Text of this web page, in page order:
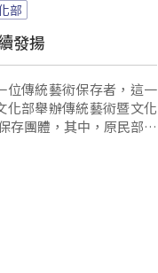
部
發揚
位傳統藝術保存者，這一
化部舉辦傳統藝術暨文化
存團體，其中，原民部分